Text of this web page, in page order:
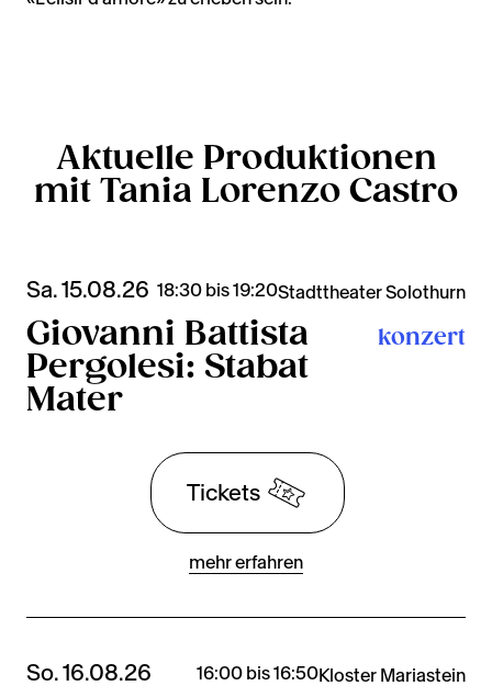
Aktuelle Produktionen
mit Tania Lorenzo Castro
Sa. 15.08.26 18:30 bis 19:20Stadttheater Solothurn
Giovanni Battista
Pergolesi: Stabat
Mater
konzert
Tickets
mehr erfahren
So. 16.08.26 16:00 bis 16:50Kloster Mariastein